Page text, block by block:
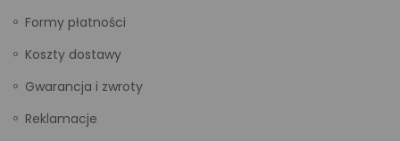
Formy płatności
Koszty dostawy
Gwarancja i zwroty
Reklamacje